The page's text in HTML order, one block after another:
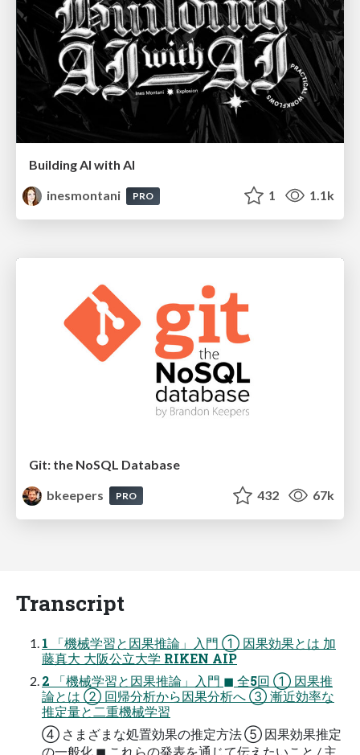
Building AI with AI
inesmontani
PRO 1 1.1k
Git: the NoSQL Database
bkeepers
PRO 432 67k
Transcript
1 「機械学習と因果推論」入門 ① 因果効果とは 加
藤真大 大阪公立大学 RIKEN AIP
2 「機械学習と因果推論」入門 ◼ 全5回 ① 因果推
論とは ② 回帰分析から因果分析へ ③ 漸近効率な
推定量と二重機械学習
④ さまざまな処置効果の推定方法 ⑤ 因果効果推定
の一般化 ◼ これらの発表を通じて伝えたいこと / 主